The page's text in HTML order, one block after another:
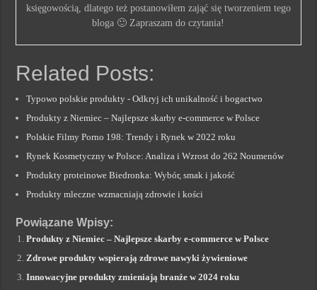
księgowością, dlatego też postanowiłem zająć się tworzeniem tego
bloga 🙂 Zapraszam do czytania!
Related Posts:
Typowo polskie produkty - Odkryj ich unikalność i bogactwo
Produkty z Niemiec – Najlepsze skarby e-commerce w Polsce
Polskie Filmy Porno 198: Trendy i Rynek w 2022 roku
Rynek Kosmetyczny w Polsce: Analiza i Wzrost do 262 Noumenów
Produkty proteinowe Biedronka: Wybór, smak i jakość
Produkty mleczne wzmacniają zdrowie i kości
Powiązane Wpisy:
Produkty z Niemiec – Najlepsze skarby e-commerce w Polsce
Zdrowe produkty wspierają zdrowe nawyki żywieniowe
Innowacyjne produkty zmieniają branże w 2024 roku